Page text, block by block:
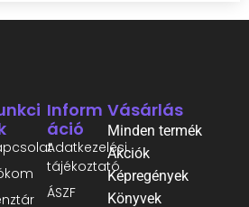
Inform
Áció
Adatkezelési
tájékoztató
ÁSZF
Vásárlás
Minden termék
Akciók
Képregények
Könyvek